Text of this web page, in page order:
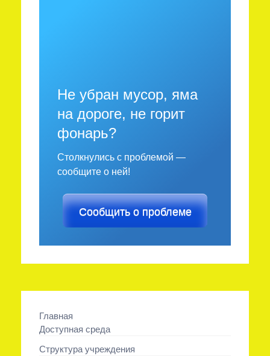
Не убран мусор, яма
на дороге, не горит
фонарь?
Столкнулись с проблемой —
сообщите о ней!
Сообщить о проблеме
Главная
Доступная среда
Структура учреждения